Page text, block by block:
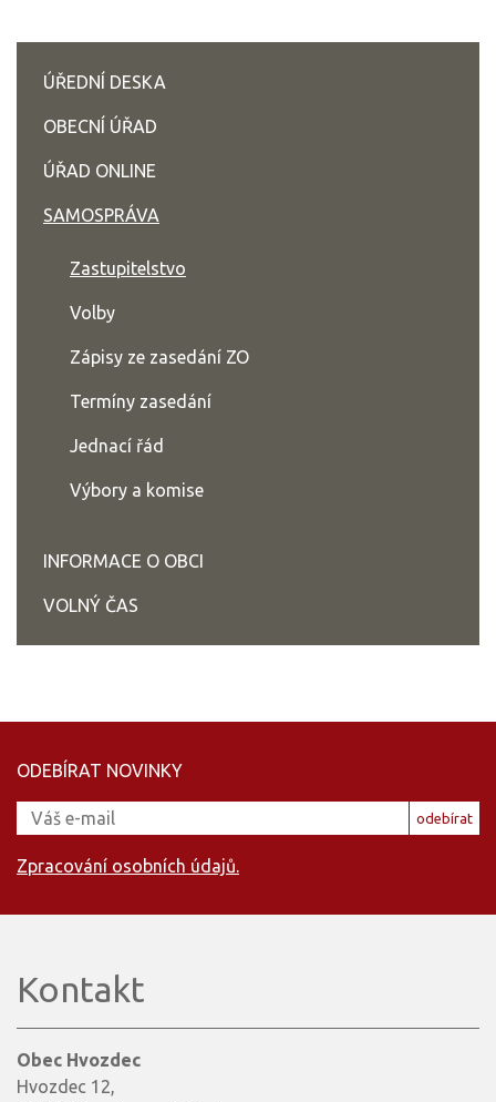
ÚŘEDNÍ DESKA
OBECNÍ ÚŘAD
ÚŘAD ONLINE
SAMOSPRÁVA
Zastupitelstvo
Volby
Zápisy ze zasedání ZO
Termíny zasedání
Jednací řád
Výbory a komise
INFORMACE O OBCI
VOLNÝ ČAS
ODEBÍRAT NOVINKY
odebírat
Zpracování osobních údajů.
Kontakt
Obec Hvozdec
Hvozdec 12,